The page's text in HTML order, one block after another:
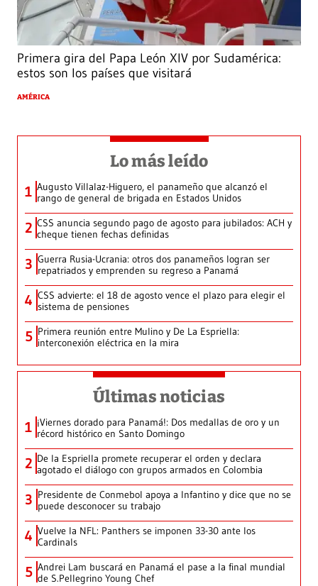
Primera gira del Papa León XIV por Sudamérica:
estos son los países que visitará
AMÉRICA
Lo más leído
1 Augusto Villalaz-Higuero, el panameño que alcanzó el
rango de general de brigada en Estados Unidos
2 CSS anuncia segundo pago de agosto para jubilados: ACH y
cheque tienen fechas definidas
3 Guerra Rusia-Ucrania: otros dos panameños logran ser
repatriados y emprenden su regreso a Panamá
4 CSS advierte: el 18 de agosto vence el plazo para elegir el
sistema de pensiones
5 Primera reunión entre Mulino y De La Espriella:
interconexión eléctrica en la mira
Últimas noticias
1 ¡Viernes dorado para Panamá!: Dos medallas de oro y un
récord histórico en Santo Domingo
2 De la Espriella promete recuperar el orden y declara
agotado el diálogo con grupos armados en Colombia
3 Presidente de Conmebol apoya a Infantino y dice que no se
puede desconocer su trabajo
4 Vuelve la NFL: Panthers se imponen 33-30 ante los
Cardinals
5 Andrei Lam buscará en Panamá el pase a la final mundial
de S.Pellegrino Young Chef